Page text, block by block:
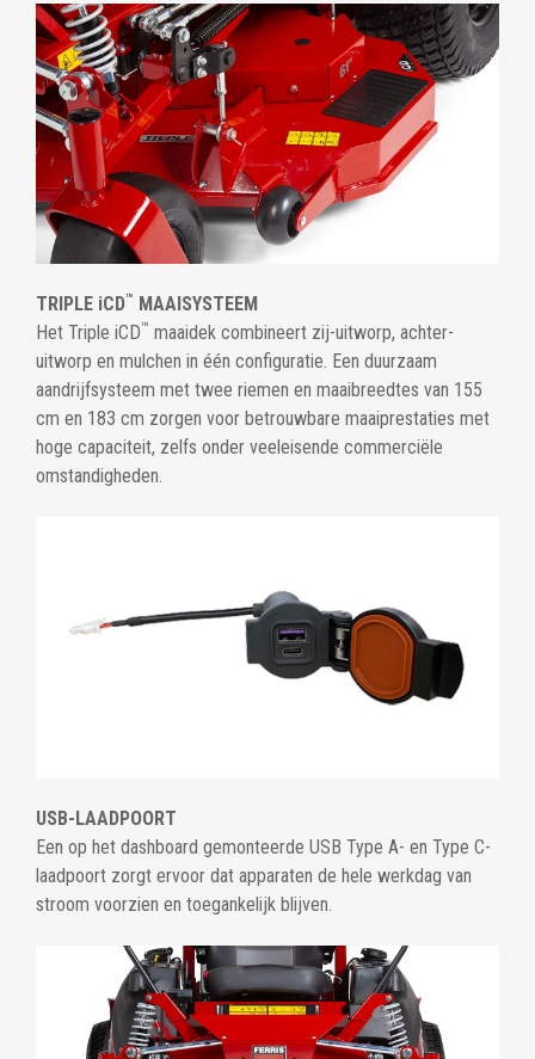
TRIPLE iCD™ MAAISYSTEEM
Het Triple iCD™ maaidek combineert zij-uitworp, achter-
uitworp en mulchen in één configuratie. Een duurzaam
aandrijfsysteem met twee riemen en maaibreedtes van 155
cm en 183 cm zorgen voor betrouwbare maaiprestaties met
hoge capaciteit, zelfs onder veeleisende commerciële
omstandigheden.
USB-LAADPOORT
Een op het dashboard gemonteerde USB Type A- en Type C-
laadpoort zorgt ervoor dat apparaten de hele werkdag van
stroom voorzien en toegankelijk blijven.